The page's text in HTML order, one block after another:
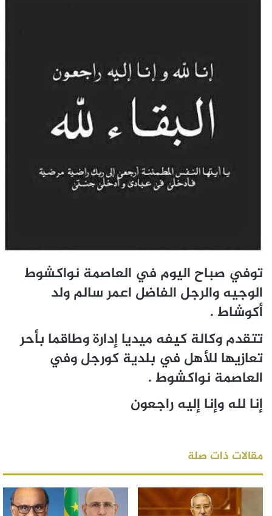
توفي صباح اليوم في العاصمة نواكشوط
الوجيه والرجل الفاضل اعمر سالم ولد
أكوشاط .
تتقدم وكالة كيفه ميديا إدارة وطاقما بأحر
تعازيها للأهل في بلدية كورجل وفي
العاصمة نواكشوط .
إنا لله وإنا إليه راجعون
مقالات ذات صلة